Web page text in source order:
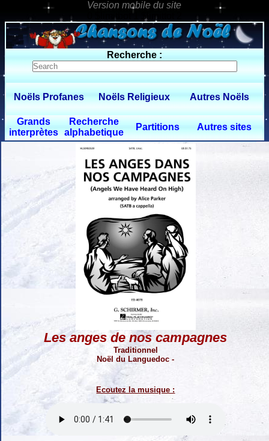
0 $limitbot 1 $limittot 2
Recherche :
Noëls Profanes Noëls Religieux Autres Noëls
Grands
interprètes
Recherche
alphabetique
Partitions Autres sites
Les anges de nos campagnes
Traditionnel
Noël du Languedoc -
Ecoutez la musique :